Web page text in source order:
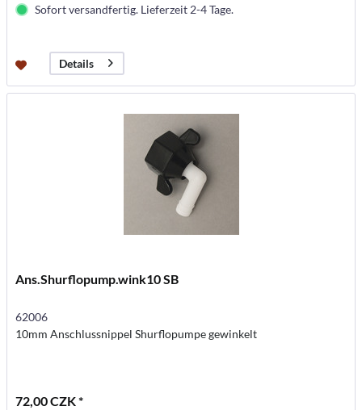
Sofort versandfertig. Lieferzeit 2-4 Tage.
Details
Ans.Shurflopump.wink10 SB
62006
10mm Anschlussnippel Shurflopumpe gewinkelt
72,00 CZK *